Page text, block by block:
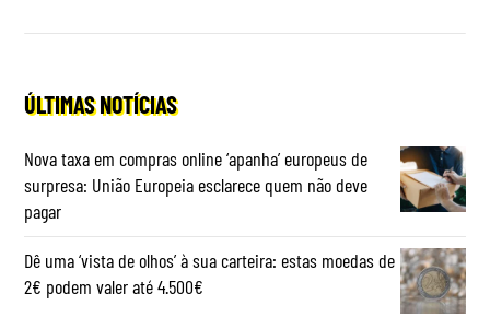
ÚLTIMAS NOTÍCIAS
Nova taxa em compras online ‘apanha’ europeus de
surpresa: União Europeia esclarece quem não deve
pagar
Dê uma ‘vista de olhos’ à sua carteira: estas moedas de
2€ podem valer até 4.500€